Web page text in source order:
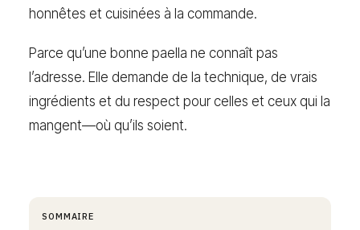
honnêtes et cuisinées à la commande.
Parce qu’une bonne paella ne connaît pas
l’adresse. Elle demande de la technique, de vrais
ingrédients et du respect pour celles et ceux qui la
mangent—où qu’ils soient.
SOMMAIRE